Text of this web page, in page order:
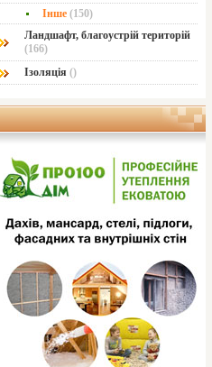
Інше (150)
Ландшафт, благоустрій територій
(166)
Ізоляція ()